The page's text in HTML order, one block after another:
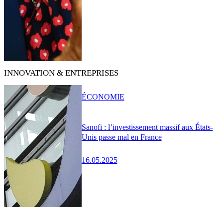
INNOVATION & ENTREPRISES
Sanofi : l’investissement massif aux États-
Unis passe mal en France
16.05.2025
ÉCONOMIE